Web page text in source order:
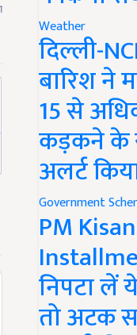
Weather
दिल्ली-
बारिश ने
15 से
कड़कने के
अलर्ट
Government
PM
निपटा लें
तो अटक